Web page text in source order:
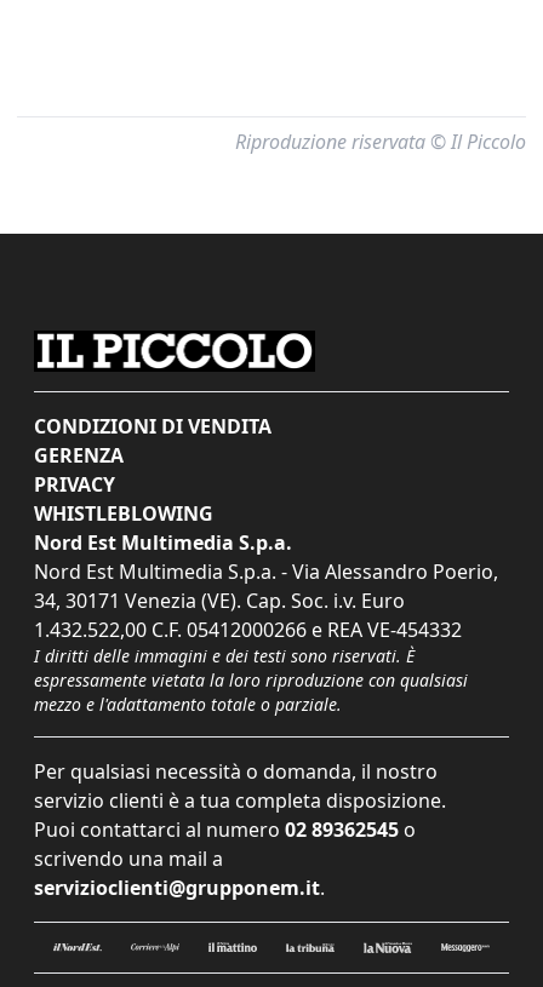
Riproduzione riservata © Il Piccolo
CONDIZIONI DI VENDITA
GERENZA
PRIVACY
WHISTLEBLOWING
Nord Est Multimedia S.p.a.
Nord Est Multimedia S.p.a. - Via Alessandro Poerio,
34, 30171 Venezia (VE). Cap. Soc. i.v. Euro
1.432.522,00 C.F. 05412000266 e REA VE-454332
I diritti delle immagini e dei testi sono riservati. È
espressamente vietata la loro riproduzione con qualsiasi
mezzo e l'adattamento totale o parziale.
Per qualsiasi necessità o domanda, il nostro
servizio clienti è a tua completa disposizione.
Puoi contattarci al numero 02 89362545 o
scrivendo una mail a
servizioclienti@grupponem.it.